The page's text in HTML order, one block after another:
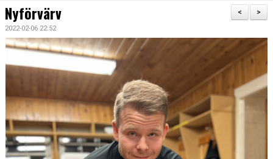
TRUPPEN
BILDGALLERI
KONTAKT
>
<
Nyförvärv
2022-02-06 22:52